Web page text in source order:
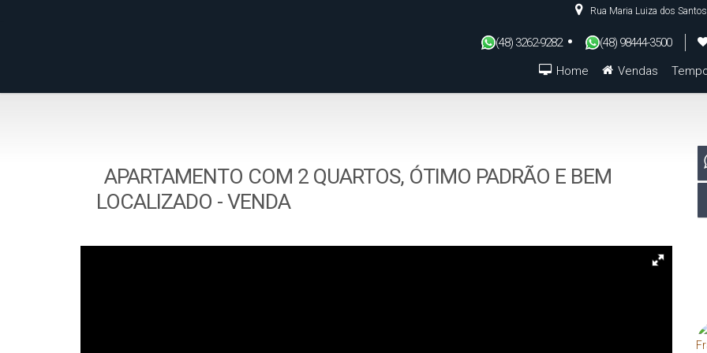
Rua Maria Luiza dos Santos
(48) 3262-9282 (48) 98444-3500
Vendas
Home
APARTAMENTO COM 2 QUARTOS, ÓTIMO PADRÃO E BEM
LOCALIZADO - VENDA